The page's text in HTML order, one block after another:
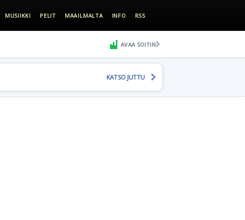
MUSIIKKI PELIT MAAILMALTA INFO RSS
AVAA SOITIN
KATSO JUTTU